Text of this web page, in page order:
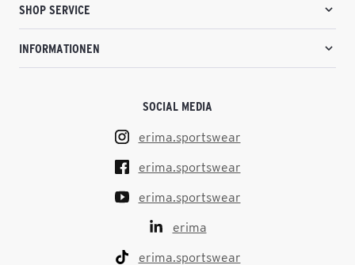
SHOP SERVICE
INFORMATIONEN
SOCIAL MEDIA
erima.sportswear
erima.sportswear
erima.sportswear
erima
erima.sportswear